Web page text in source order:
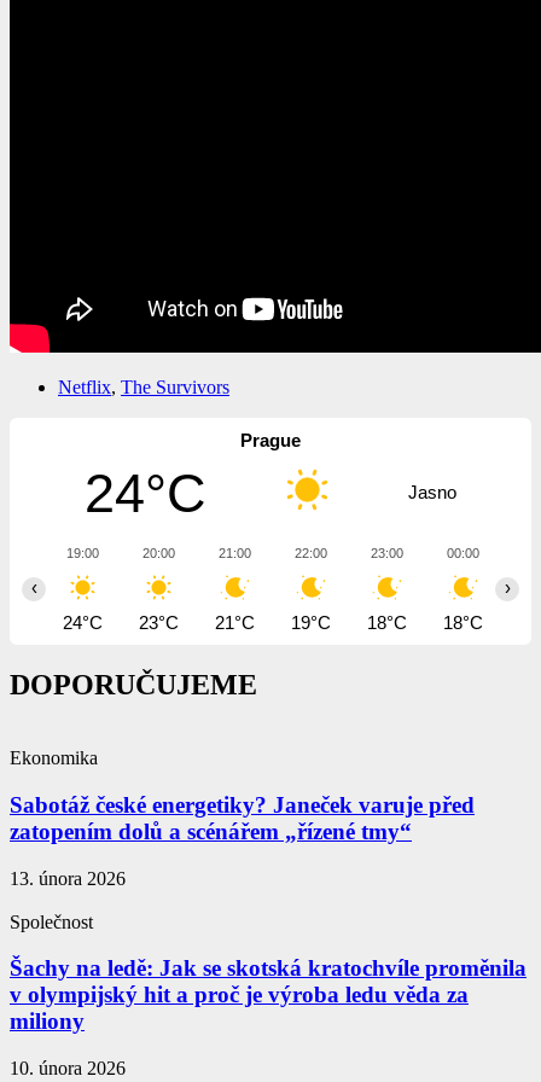
Netflix, The Survivors
Prague
24°C Jasno
19:00
24°C
20:00
23°C
21:00
21°C
22:00
19°C
23:00
18°C
00:00
18°C
‹ ›
DOPORUČUJEME
Ekonomika
Sabotáž české energetiky? Janeček varuje před
zatopením dolů a scénářem „řízené tmy“
13. února 2026
Společnost
Šachy na ledě: Jak se skotská kratochvíle proměnila
v olympijský hit a proč je výroba ledu věda za
miliony
10. února 2026